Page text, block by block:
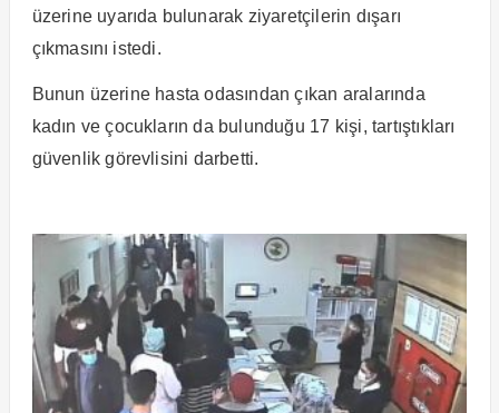
üzerine uyarıda bulunarak ziyaretçilerin dışarı
çıkmasını istedi.
Bunun üzerine hasta odasından çıkan aralarında
kadın ve çocukların da bulunduğu 17 kişi, tartıştıkları
güvenlik görevlisini darbetti.